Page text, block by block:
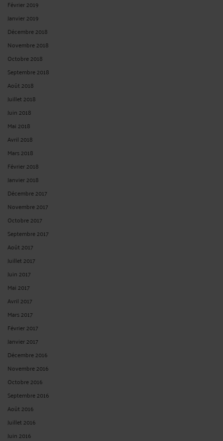
Février 2019
Janvier 2019
Décembre 2018
Novembre 2018
Octobre 2018
Septembre 2018
Août 2018
Juillet 2018
Juin 2018
Mai 2018
Avril 2018
Mars 2018
Février 2018
Janvier 2018
Décembre 2017
Novembre 2017
Octobre 2017
Septembre 2017
Août 2017
Juillet 2017
Juin 2017
Mai 2017
Avril 2017
Mars 2017
Février 2017
Janvier 2017
Décembre 2016
Novembre 2016
Octobre 2016
Septembre 2016
Août 2016
Juillet 2016
Juin 2016